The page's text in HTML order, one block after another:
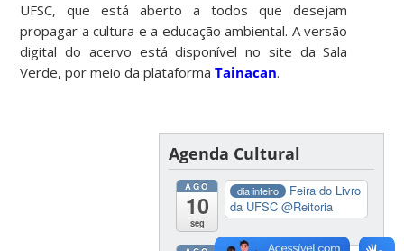
UFSC, que está aberto a todos que desejam
propagar a cultura e a educação ambiental. A versão
digital do acervo está disponível no site da Sala
Verde, por meio da plataformaTainacan.
Agenda Cultural
AGO
10
seg
dia inteiro
Feira do Livro
da UFSC@Reitoria